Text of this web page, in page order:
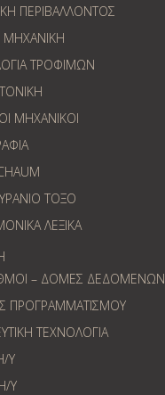
ΠΕΡΙΒΑΛΛΟΝΤΟΣ
ΤΡΟΦΙΜΩΝ
ΜΗΧΑΝΙΚΟΙ
ΤΟΞΟ
ΛΕΞΙΚΑ
– ΔΟΜΕΣ ΔΕΔΟΜΕΝΩΝ
ΠΡΟΓΡΑΜΜΑΤΙΣΜΟΥ
ΤΕΧΝΟΛΟΓΙΑ
Υ
Υ